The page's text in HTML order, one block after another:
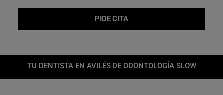
PIDE CITA
TU DENTISTA EN AVILÉS DE ODONTOLOGÍA SLOW